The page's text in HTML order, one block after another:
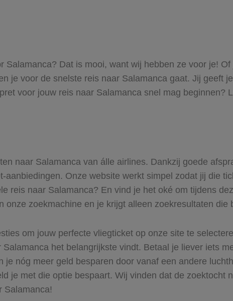
Salamanca? Dat is mooi, want wij hebben ze voor je!
je voor de snelste reis naar Salamanca gaat. Jij geeft
voor jouw reis naar Salamanca snel mag beginnen?
naar Salamanca van álle airlines. Dankzij goede
Onze website werkt simpel zodat jij die
reis naar Salamanca? En vind je het oké om tijdens
zoekmachine en je krijgt alleen zoekresultaten die
om jouw perfecte vliegticket op onze site te
het belangrijkste vindt. Betaal je liever iets
nóg meer geld besparen door vanaf een andere
je met die optie bespaart. Wij vinden dat de zoektocht
Salamanca!